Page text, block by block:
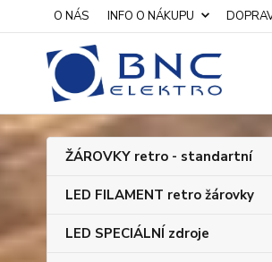
O NÁS INFO O NÁKUPU
ŽÁROVKY retro - standartní
LED FILAMENT retro žárovky
LED SPECIÁLNÍ zdroje